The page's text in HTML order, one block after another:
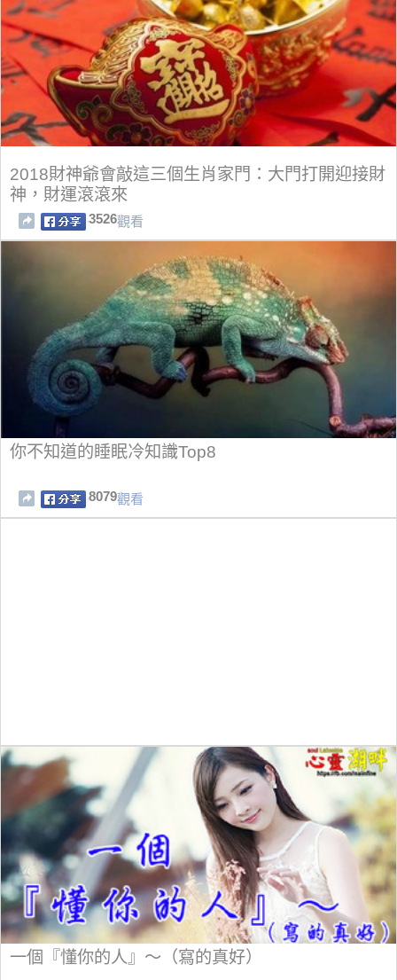
2018財神爺會敲這三個生肖家門：大門打開迎接財
神，財運滾滾來
3526觀看
你不知道的睡眠冷知識Top8
8079觀看
一個『懂你的人』～（寫的真好）